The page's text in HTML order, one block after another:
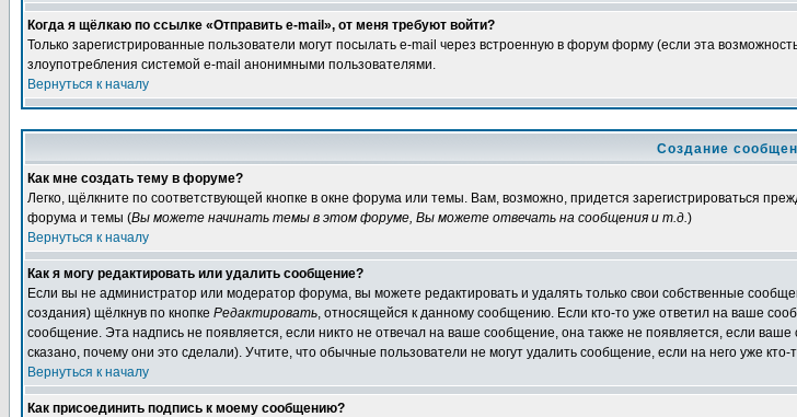
Когда я щёлкаю по ссылке «Отправить e-mail», от меня требуют войти?
Только зарегистрированные пользователи могут посылать e-mail через встроенную в форум форму (если эта
злоупотребления системой e-mail анонимными пользователями.
Вернуться к началу
Создание
Как мне создать тему в форуме?
Легко, щёлкните по соответствующей кнопке в окне форума или темы. Вам, возможно, придется зарегистрироваться
форума и темы (Вы можете начинать темы в этом форуме, Вы можете отвечать на сообщения и т.д.)
Вернуться к началу
Как я могу редактировать или удалить сообщение?
Если вы не администратор или модератор форума, вы можете редактировать и удалять только свои собственные
создания) щёлкнув по кнопке Редактировать, относящейся к данному сообщению. Если кто-то уже ответил на ваше
сообщение. Эта надпись не появляется, если никто не отвечал на ваше сообщение, она также не появляется, если
сказано, почему они это сделали). Учтите, что обычные пользователи не могут удалить сообщение, если на него уже кто-
Вернуться к началу
Как присоединить подпись к моему сообщению?